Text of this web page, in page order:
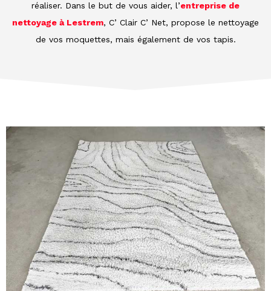
réaliser. Dans le but de vous aider, l’entreprise de
nettoyage à Lestrem, C’ Clair C’ Net, propose le nettoyage
de vos moquettes, mais également de vos tapis.